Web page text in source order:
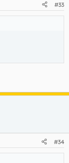
#33
#34